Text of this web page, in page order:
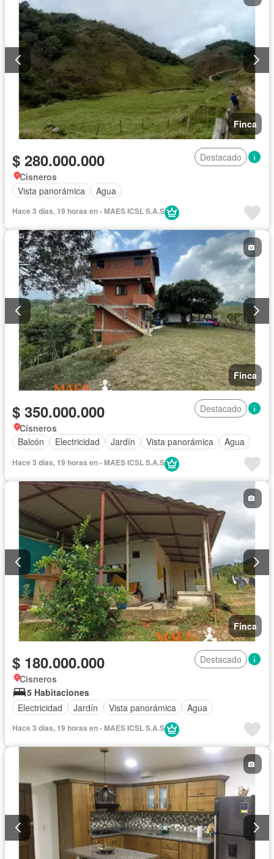
Finca
$ 280.000.000
Destacado
Cisneros
Vista panorámica
Agua
Hace 3 días, 19 horas en - MAES ICSL S.A.S
Finca
$ 350.000.000
Destacado
Cisneros
Balcón
Electricidad Jardín Vista panorámica Agua
Hace 3 días, 19 horas en - MAES ICSL S.A.S
Finca
$ 180.000.000
Destacado
Cisneros
5 Habitaciones
Electricidad
Jardín Vista panorámica Agua
Hace 3 días, 19 horas en - MAES ICSL S.A.S